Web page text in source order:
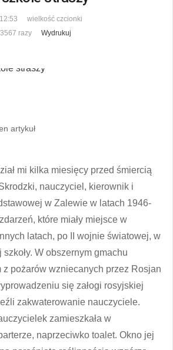
wielkość czcionki
razy Wydrukuj
artykuł
mi kilka miesięcy przed śmiercią
nauczyciel, kierownik i
w Zalewie w latach 1946-
które miały miejsce w
latach, po II wojnie światowej, w
W obszernym gmachu
z pożarów wzniecanych przez Rosjan
się załogi rosyjskiej
zakwaterowanie nauczyciele.
zamieszkała w
naprzeciwko toalet. Okno jej